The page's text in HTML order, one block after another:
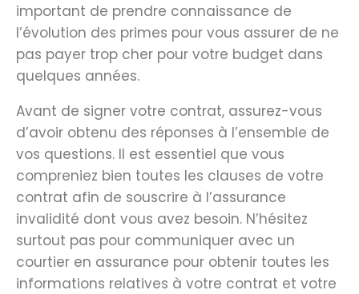
important de prendre connaissance de
l’évolution des primes pour vous assurer de ne
pas payer trop cher pour votre budget dans
quelques années.
Avant de signer votre contrat, assurez-vous
d’avoir obtenu des réponses à l’ensemble de
vos questions. Il est essentiel que vous
compreniez bien toutes les clauses de votre
contrat afin de souscrire à l’assurance
invalidité dont vous avez besoin. N’hésitez
surtout pas pour communiquer avec un
courtier en assurance pour obtenir toutes les
informations relatives à votre contrat et votre